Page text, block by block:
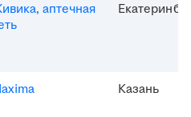
аптечная
Казань